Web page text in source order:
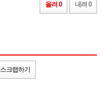
올려 0 내려 0
스크랩하기